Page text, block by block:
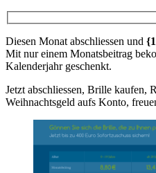
Diesen Monat abschliessen und
Mit nur einem Monatsbeitrag
Kalenderjahr geschenkt.
Jetzt abschliessen, Brille kaufen,
Weihnachtsgeld aufs Konto,